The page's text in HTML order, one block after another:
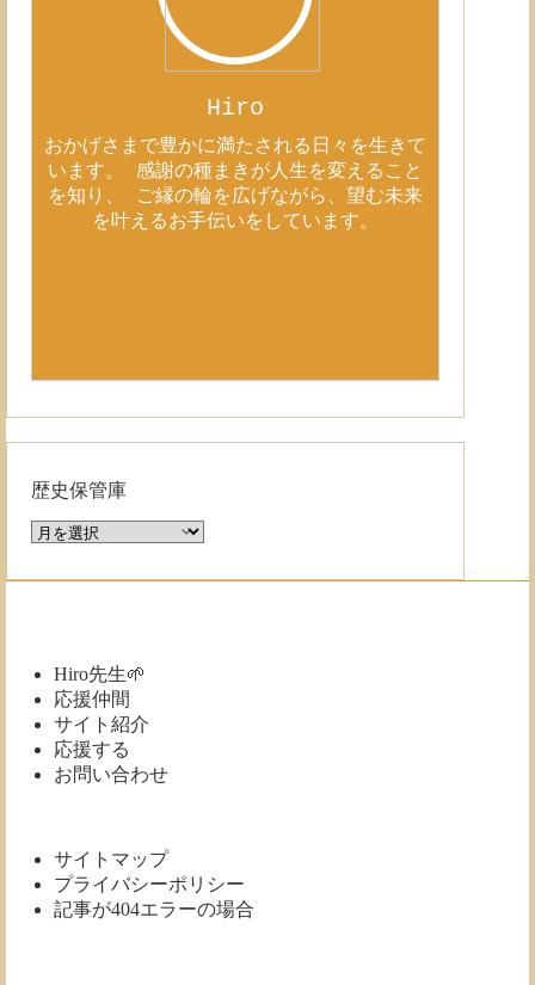
Hiro
おかげさまで豊かに満たされる日々を生きて
います。 感謝の種まきが人生を変えること
を知り、 ご縁の輪を広げながら、望む未来
を叶えるお手伝いをしています。
歴史保管庫
歴
保
Hiro先生🌱
応援仲間
サイト紹介
応援する
お問い合わせ
サイトマップ
プライバシーポリシー
記事が404エラーの場合